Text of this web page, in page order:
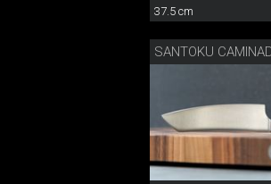
37.5 cm
SANTOKU